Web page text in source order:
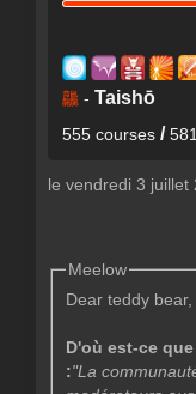
龘 - Taishō
555 courses /
le vendredi 3 juillet
Meelow
Dear teddy bear,
D'où est-ce
:"La